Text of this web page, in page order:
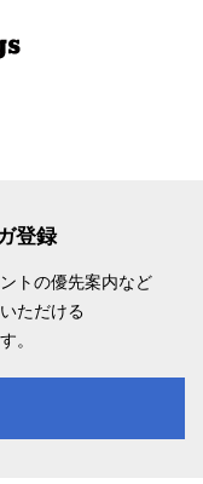
登録
トの優先案内など
ただける
。